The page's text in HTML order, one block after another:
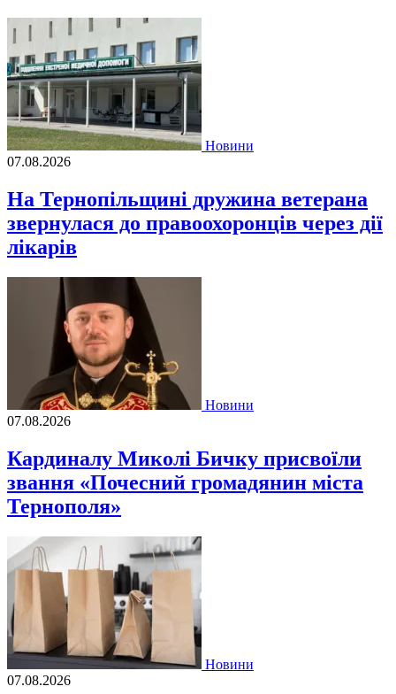
Новини
07.08.2026
На Тернопільщині дружина ветерана
звернулася до правоохоронців через дії
лікарів
Новини
07.08.2026
Кардиналу Миколі Бичку присвоїли
звання «Почесний громадянин міста
Тернополя»
Новини
07.08.2026